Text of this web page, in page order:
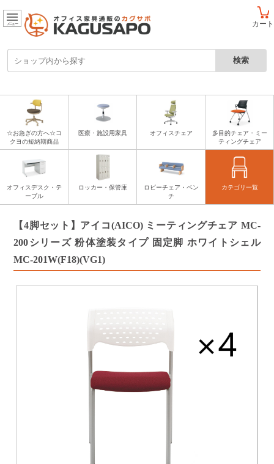
カート
メニュー
☆お急ぎの方へ☆コ
クヨの短納期商品
医療・施設用家具 オフィスチェア
多目的チェア・ミー
ティングチェア
オフィスデスク・テ
ーブル
ロッカー・保管庫
ロビーチェア・ベン
チ
カテゴリ一覧
【4脚セット】アイコ(AICO) ミーティングチェア MC-
200シリーズ 粉体塗装タイプ 固定脚 ホワイトシェル
MC-201W(F18)(VG1)